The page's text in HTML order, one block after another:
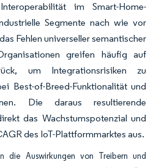
im Smart-Home-
Segmente nach wie vor
Fehlen universeller semantischer
greifen häufig auf
um Integrationsrisiken zu
Best-of-Breed-Funktionalität und
Die daraus resultierende
das Wachstumspotenzial und
des IoT-Plattformmarktes aus.
die Auswirkungen von Treibern und